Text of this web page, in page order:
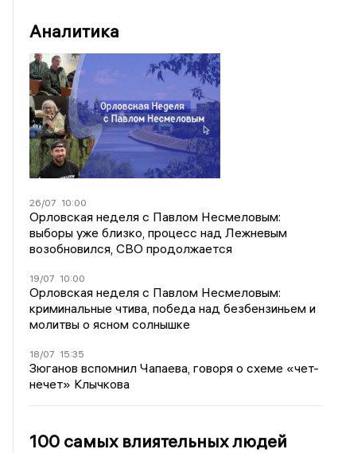
Аналитика
26/07 10:00
Орловская неделя с Павлом Несмеловым:
выборы уже близко, процесс над Лежневым
возобновился, СВО продолжается
19/07 10:00
Орловская неделя с Павлом Несмеловым:
криминальные чтива, победа над безбензиньем и
молитвы о ясном солнышке
18/07 15:35
Зюганов вспомнил Чапаева, говоря о схеме «чет-
нечет» Клычкова
100 самых влиятельных людей